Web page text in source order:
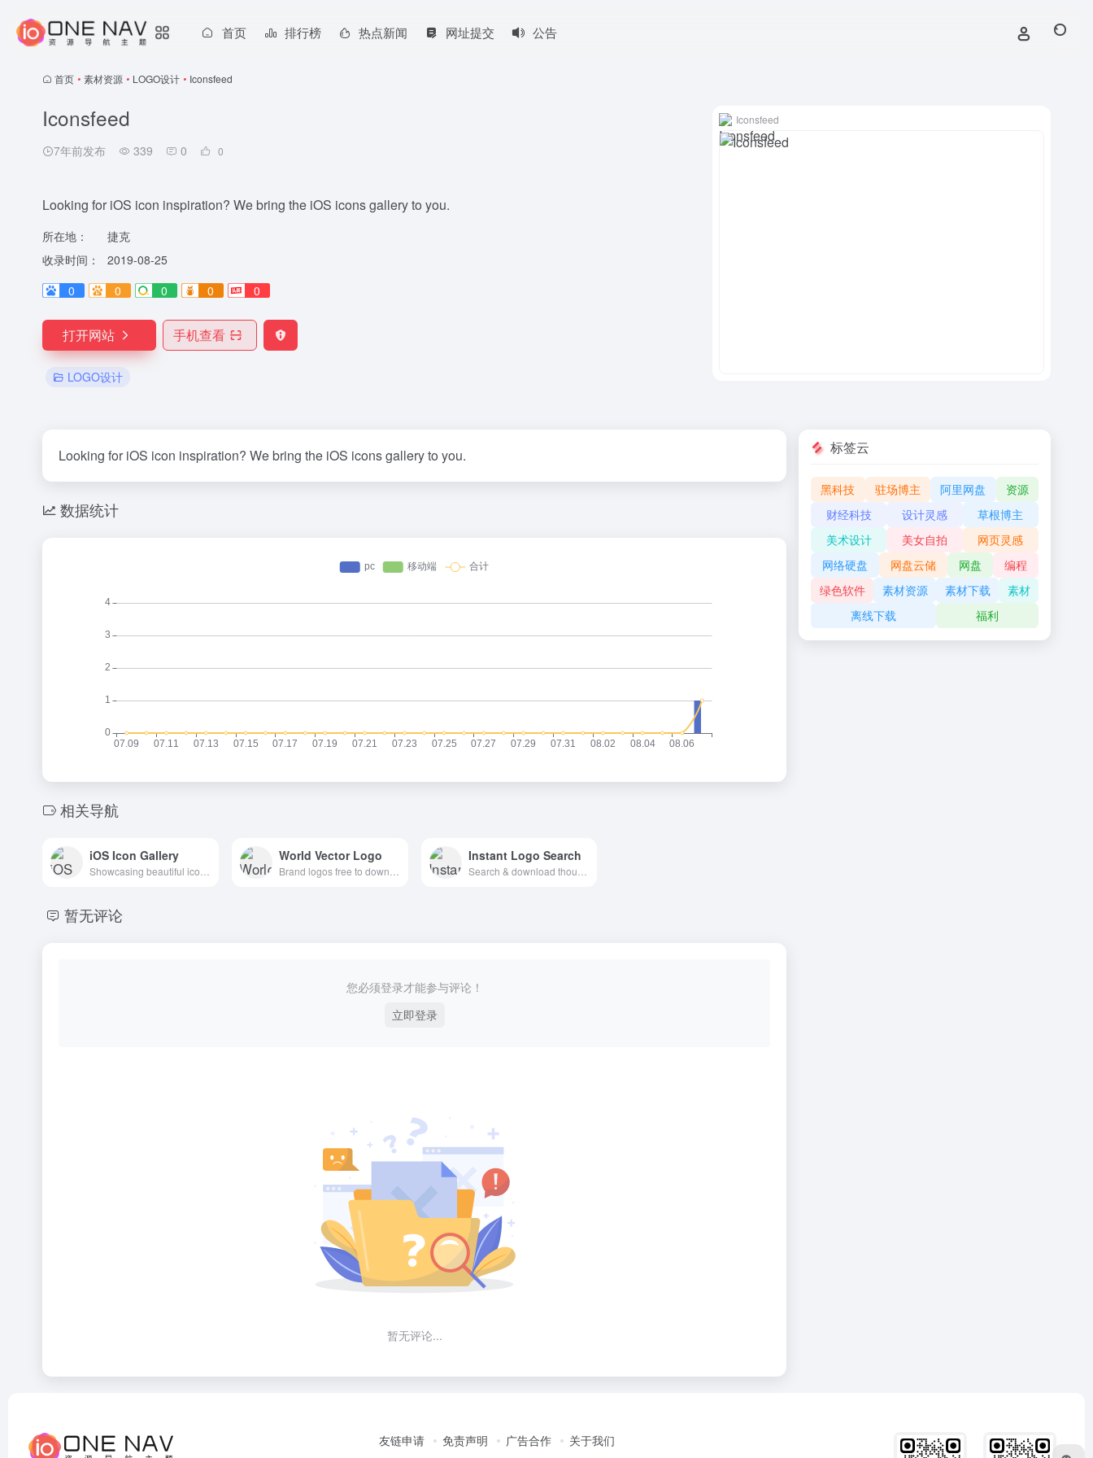
首页 排行榜 热点新闻 网址提交 公告
首页 • 素材资源 • LOGO设计 • Iconsfeed
Iconsfeed
7年前发布 339 0 0
Looking for iOS icon inspiration? We bring the iOS icons gallery to you.
所在地：
捷克
收录时间：
2019-08-25
0
0 0 0 0
打开网站 手机查看
LOGO设计
Iconsfeed
Looking for iOS icon inspiration? We bring the iOS icons gallery to you.
数据统计
相关导航
iOS Icon Gallery World Vector Logo Instant Logo Search
暂无评论
您必须登录才能参与评论！
立即登录
暂无评论...
标签云
黑科技 驻场博主 阿里网盘
资源
财经科技
设计灵感
草根博主
美术设计
美女自拍
网页灵感
网络硬盘
网盘云储 网盘
编程
绿色软件
素材资源 素材下载
素材
离线下载
福利
友链申请 免责声明 广告合作 关于我们